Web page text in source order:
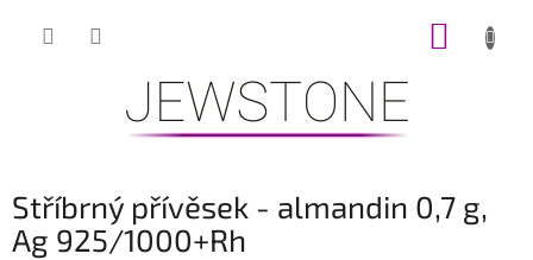
Stříbrný přívěsek - almandin 0,7 g,
Ag 925/1000+Rh